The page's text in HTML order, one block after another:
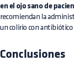
en el ojo sano de
recomiendan la
un colirio con
Conclusiones